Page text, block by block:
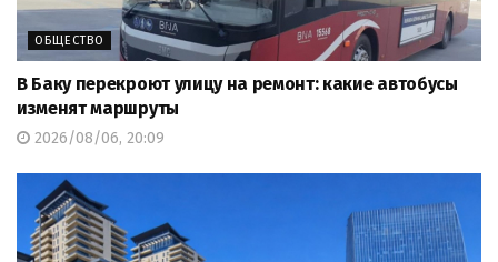
ОБЩЕСТВО
В Баку перекроют улицу на ремонт: какие автобусы
изменят маршруты
2026/08/06, 20:09